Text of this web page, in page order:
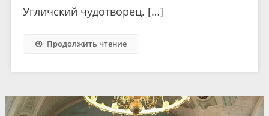
Угличский чудотворец. […]
Продолжить чтение